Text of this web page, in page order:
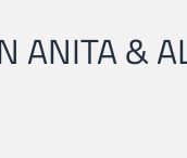
ANITA &